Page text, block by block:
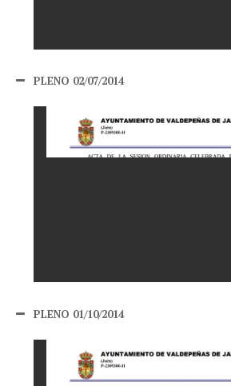
PLENO 02/07/2014
PLENO 01/10/2014